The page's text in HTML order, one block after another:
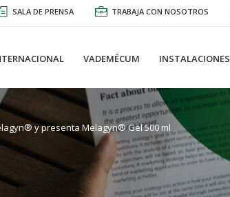
SALA DE PRENSA TRABAJA CON NOSOTROS
VADEMÉCUM INSTALACIONES
y presenta Melagyn® Gel 500 ml